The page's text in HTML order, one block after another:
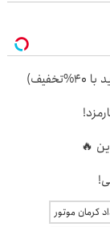
کرمان موتور